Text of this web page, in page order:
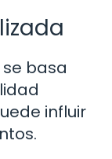
basa
influir